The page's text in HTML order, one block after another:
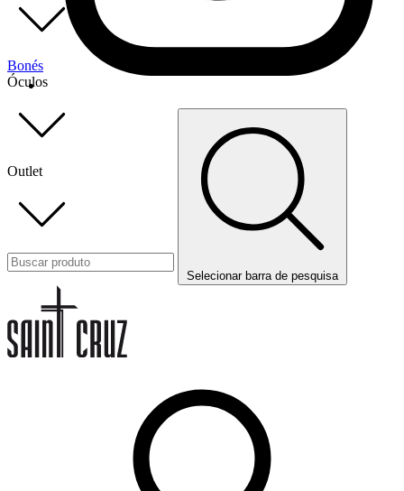
Bonés
Óculos
Outlet
Selecionar barra de pesquisa